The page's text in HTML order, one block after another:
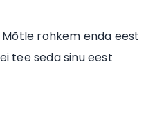
rohkem enda eest
tee seda sinu eest